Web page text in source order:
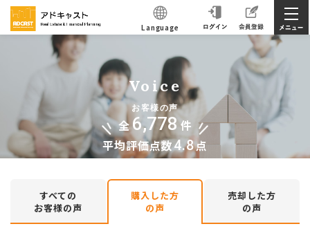
Language
Voice
お客様の声
全 6,778 件
平均評価点数4.8点
すべての
お客様の声
購入した方
の声
売却した方
の声